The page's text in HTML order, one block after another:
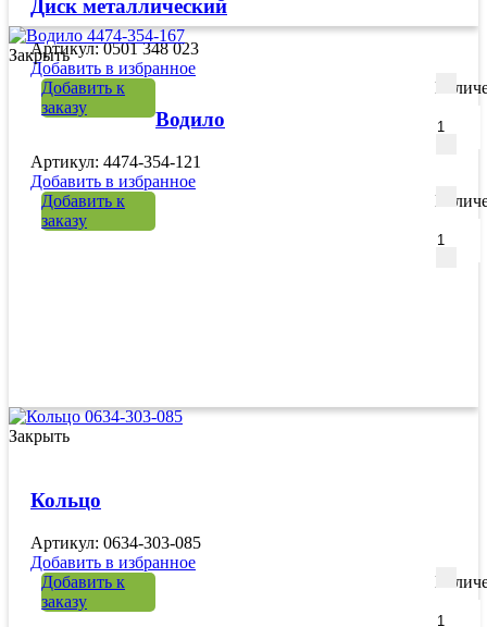
Диск металлический
Артикул: 0501 348 023
Добавить в избранное
Добавить к
заказу
Закрыть
Водило
Артикул: 4474-354-121
Добавить в избранное
Добавить к
заказу
Закрыть
Кольцо
Артикул: 0634-303-085
Добавить в избранное
Добавить к
заказу